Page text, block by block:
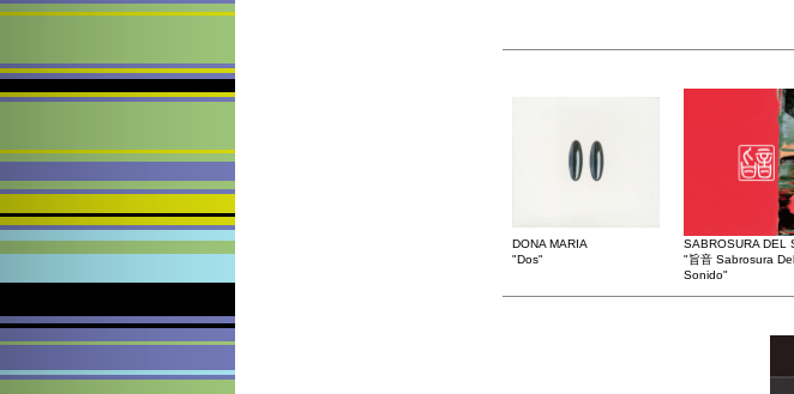
DONA MARIA
"Dos"
SABROSURA DEL
"旨音 Sabrosura Del
Sonido"